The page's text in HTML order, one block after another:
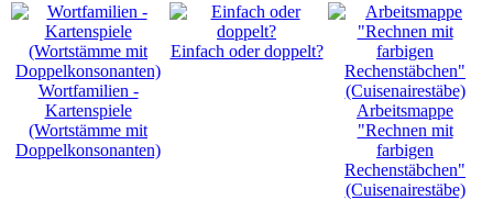
Wortfamilien -
Kartenspiele
(Wortstämme mit
Doppelkonsonanten)
Einfach oder doppelt?
Arbeitsmappe
"Rechnen mit
farbigen
Rechenstäbchen"
(Cuisenairestäbe)